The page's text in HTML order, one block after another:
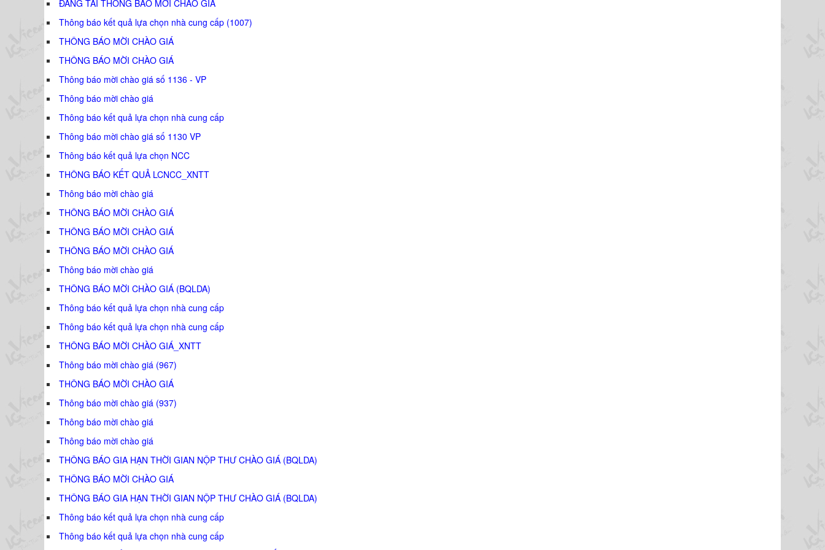
ĐĂNG TẢI THÔNG BÁO MỜI CHÀO GIÁ
Thông báo kết quả lựa chọn nhà cung cấp (1007)
THÔNG BÁO MỜI CHÀO GIÁ
THÔNG BÁO MỜI CHÀO GIÁ
Thông báo mời chào giá số 1136 - VP
Thông báo mời chào giá
Thông báo kết quả lựa chọn nhà cung cấp
Thông báo mời chào giá số 1130 VP
Thông báo kết quả lựa chọn NCC
THÔNG BÁO KẾT QUẢ LCNCC_XNTT
Thông báo mời chào giá
THÔNG BÁO MỜI CHÀO GIÁ
THÔNG BÁO MỜI CHÀO GIÁ
THÔNG BÁO MỜI CHÀO GIÁ
Thông báo mời chào giá
THÔNG BÁO MỜI CHÀO GIÁ (BQLDA)
Thông báo kết quả lựa chọn nhà cung cấp
Thông báo kết quả lựa chọn nhà cung cấp
THÔNG BÁO MỜI CHÀO GIÁ_XNTT
Thông báo mời chào giá (967)
THÔNG BÁO MỜI CHÀO GIÁ
Thông báo mời chào giá (937)
Thông báo mời chào giá
Thông báo mời chào giá
THÔNG BÁO GIA HẠN THỜI GIAN NỘP THƯ CHÀO GIÁ (BQLDA)
THÔNG BÁO MỜI CHÀO GIÁ
THÔNG BÁO GIA HẠN THỜI GIAN NỘP THƯ CHÀO GIÁ (BQLDA)
Thông báo kết quả lựa chọn nhà cung cấp
Thông báo kết quả lựa chọn nhà cung cấp